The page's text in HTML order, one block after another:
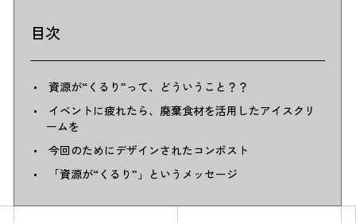
目次
資源が“くるり”って、どういうこと？？
イベントに疲れたら、廃棄食材を活用したアイスクリ
ームを
今回のためにデザインされたコンポスト
「資源が“くるり”」というメッセージ